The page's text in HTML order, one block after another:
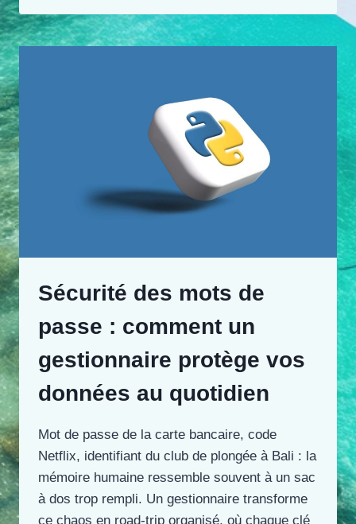
Sécurité des mots de
passe : comment un
gestionnaire protège vos
données au quotidien
Mot de passe de la carte bancaire, code
Netflix, identifiant du club de plongée à Bali : la
mémoire humaine ressemble souvent à un sac
à dos trop rempli. Un gestionnaire transforme
ce chaos en road-trip organisé, où chaque clé